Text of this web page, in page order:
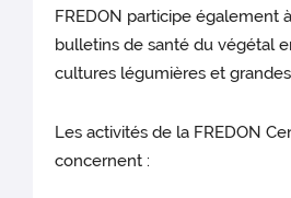
FREDON participe également
bulletins de santé du végétal
cultures légumières et
Les activités de la FREDON
concernent :